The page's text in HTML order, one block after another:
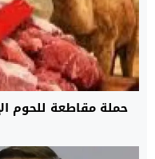
حملة مقاطعة للحوم